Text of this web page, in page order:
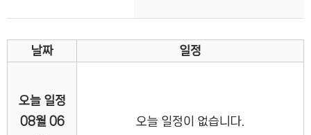
날짜 일정
오늘 일정
08월 06
오늘 일정이 없습니다.